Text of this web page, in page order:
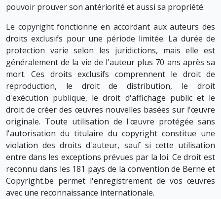
pouvoir prouver son antériorité et aussi sa propriété.
Le copyright fonctionne en accordant aux auteurs des
droits exclusifs pour une période limitée. La durée de
protection varie selon les juridictions, mais elle est
généralement de la vie de l'auteur plus 70 ans après sa
mort. Ces droits exclusifs comprennent le droit de
reproduction, le droit de distribution, le droit
d'exécution publique, le droit d'affichage public et le
droit de créer des œuvres nouvelles basées sur l'œuvre
originale. Toute utilisation de l'œuvre protégée sans
l'autorisation du titulaire du copyright constitue une
violation des droits d'auteur, sauf si cette utilisation
entre dans les exceptions prévues par la loi. Ce droit est
reconnu dans les 181 pays de la convention de Berne et
Copyright.be permet l'enregistrement de vos œuvres
avec une reconnaissance internationale.